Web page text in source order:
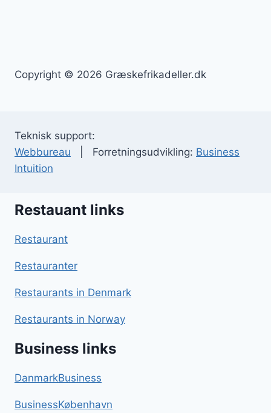
Copyright © 2026 Græskefrikadeller.dk
Teknisk support:
Webbureau | Forretningsudvikling: Business
Intuition
Restauant links
Restaurant
Restauranter
Restaurants in Denmark
Restaurants in Norway
Business links
DanmarkBusiness
BusinessKøbenhavn